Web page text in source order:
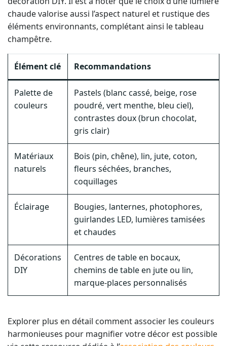
chaude valorise aussi l’aspect naturel et rustique des
éléments environnants, complétant ainsi le tableau
champêtre.
Élément clé Recommandations
Palette de
couleurs
Pastels (blanc cassé, beige, rose
poudré, vert menthe, bleu ciel),
contrastes doux (brun chocolat,
gris clair)
Matériaux
naturels
Bois (pin, chêne), lin, jute, coton,
fleurs séchées, branches,
coquillages
Éclairage
Bougies, lanternes, photophores,
guirlandes LED, lumières tamisées
et chaudes
Décorations
DIY
Centres de table en bocaux,
chemins de table en jute ou lin,
marque-places personnalisés
harmonieuses pour magnifier votre décor est possible
via cette ressource dédiée à l’association des couleurs